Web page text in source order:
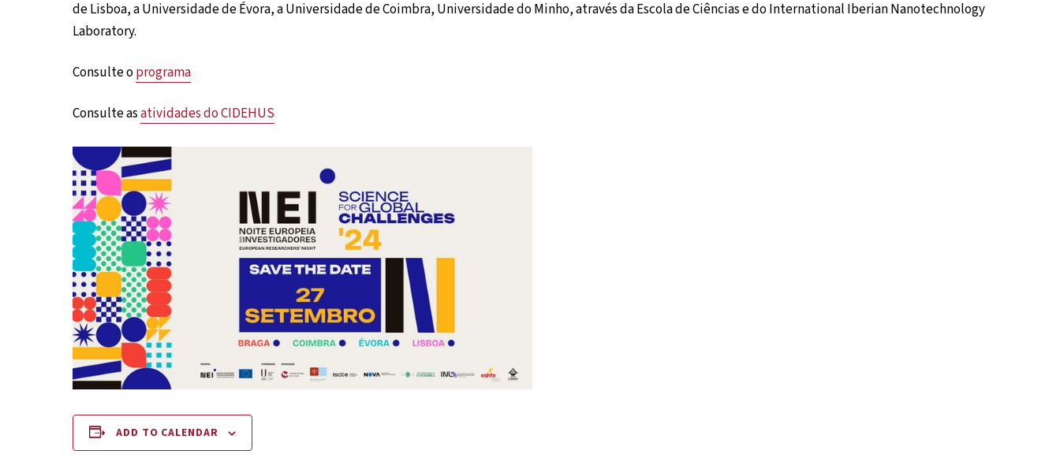
de Lisboa, a Universidade de Évora, a Universidade de Coimbra, Universidade do Minho, através da Escola de Ciências e do International Iberian Nanotechnology
Laboratory.
Consulte oprograma
Consulte asatividades do CIDEHUS
ADD TO CALENDAR